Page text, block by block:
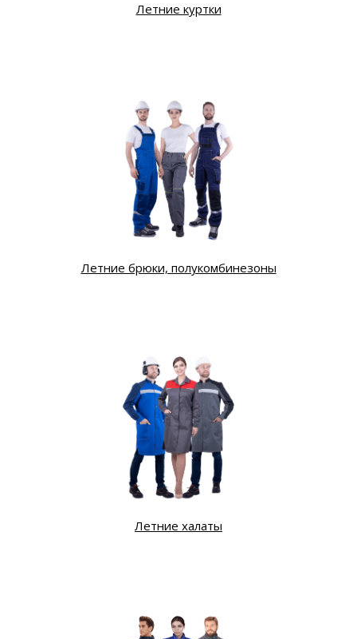
Летние куртки
Летние брюки, полукомбинезоны
Летние халаты